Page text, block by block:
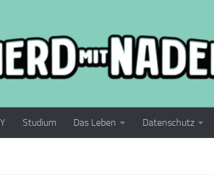
Studium Das Leben Datenschutz